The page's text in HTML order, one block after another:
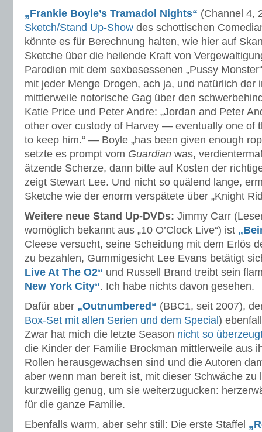
„Frankie Boyle’s Tramadol Nights“ (Channel 4,
Sketch/Stand Up-Show des schottischen
könnte es für Berechnung halten, wie hier auf
Sketche über die heilende Kraft von
Parodien mit dem sexbesessenen „Pussy
mit jeder Menge Drogen, ach ja, und natürlich der
mittlerweile notorische Gag über den
Katie Price und Peter Andre: „Jordan and Peter
other over custody of Harvey — eventually one of
to keep him.“ — Boyle „has been given enough
setzte es prompt vom Guardian was,
ätzende Scherze, dann bitte auf Kosten der
zeigt Stewart Lee. Und nicht so quälend lange,
Sketche wie der enorm verspätete über „Knight
Weitere neue Stand Up-DVDs: Jimmy Carr
womöglich bekannt aus „10 O’Clock Live“) ist
Cleese versucht, seine Scheidung mit dem Erlös
zu bezahlen, Gummigesicht Lee Evans betätigt
Live At The O2“ und Russell Brand treibt sein
New York City“. Ich habe nichts davon gesehen.
Dafür aber „Outnumbered“ (BBC1, seit 2007),
Box-Set mit allen Serien und dem Special )
Zwar hat mich die letzte Season nicht so
die Kinder der Familie Brockman mittlerweile aus
Rollen herausgewachsen sind und die Autoren
aber wenn man bereit ist, mit dieser Schwäche zu
kurzweilig genug, um sie weiterzugucken:
für die ganze Familie.
Ebenfalls warm, aber sehr still: Die erste Staffel